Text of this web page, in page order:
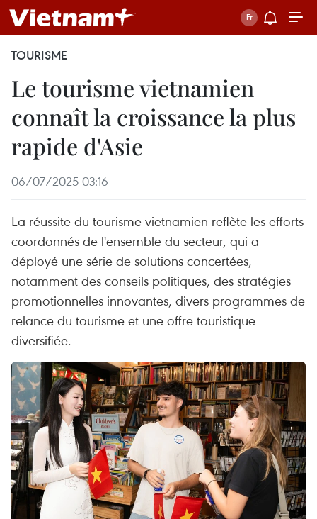
TOURISME
Le tourisme vietnamien
connaît la croissance la plus
rapide d'Asie
06/07/2025 03:16
La réussite du tourisme vietnamien reflète les efforts
coordonnés de l'ensemble du secteur, qui a
déployé une série de solutions concertées,
notamment des conseils politiques, des stratégies
promotionnelles innovantes, divers programmes de
relance du tourisme et une offre touristique
diversifiée.